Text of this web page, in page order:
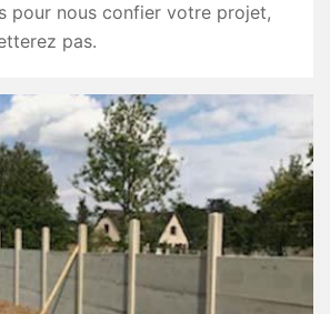
pour nous confier votre projet,
pas.